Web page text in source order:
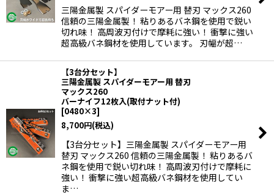
三陽金属製 スパイダーモアー用 替刃 マックス260
信頼の三陽金属製！ 粘りあるバネ鋼を使用で鋭い
切れ味！ 高周波刃付けで摩耗に強い！ 衝撃に強い
超高級バネ鋼材を使用しています。 刃幅が超…
【3台分セット】
三陽金属製 スパイダーモアー用 替刃
マックス260
バーナイフ12枚入(取付ナット付)
[0480×3]
8,700円(税込)
【3台分セット】三陽金属製 スパイダーモアー用
替刃 マックス260 信頼の三陽金属製！ 粘りあるバ
ネ鋼を使用で鋭い切れ味！ 高周波刃付けで摩耗に
強い！ 衝撃に強い超高級バネ鋼材を使用してい
ま…